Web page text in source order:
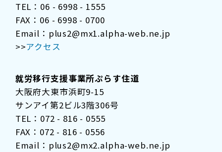
TEL：06 - 6998 - 1555
FAX：06 - 6998 - 0700
Email：plus2@mx1.alpha-web.ne.jp
>>アクセス
就労移行支援事業所ぷらす住道
大阪府大東市浜町9-15
サンアイ第2ビル3階306号
TEL：072 - 816 - 0555
FAX：072 - 816 - 0556
Email：plus2@mx2.alpha-web.ne.jp